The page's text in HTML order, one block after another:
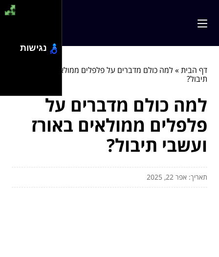
דף הבית»למה כולם מדברים על פלפלים ממולאים באורז ועשבי
תיבול?
למה כולם מדברים על
פלפלים ממולאים באורז
ועשבי תיבול?
תאריך: אפר 22, 2025
נגישות